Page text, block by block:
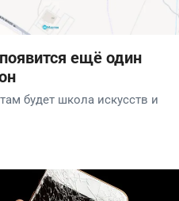
ещё один
будет школа искусств и